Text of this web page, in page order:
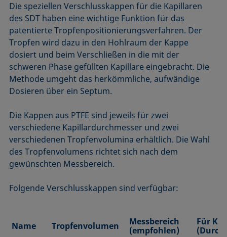
Die speziellen Verschlusskappen für die Kapillaren
des SDT haben eine wichtige Funktion für das
patentierte Tropfenpositionierungsverfahren. Der
Tropfen wird dazu in den Hohlraum der Kappe
dosiert und beim Verschließen in die mit der
schweren Phase gefüllten Kapillare eingebracht. Die
Methode umgeht das herkömmliche, aufwändige
Dosieren über ein Septum.
Die Kappen aus PTFE sind jeweils für zwei
verschiedene Kapillardurchmesser und zwei
verschiedenen Tropfenvolumina erhältlich. Die Wahl
des Tropfenvolumens richtet sich nach dem
gewünschten Messbereich.
Folgende Verschlusskappen sind verfügbar:
Name Tropfenvolumen
Messbereich
(empfohlen)
Für